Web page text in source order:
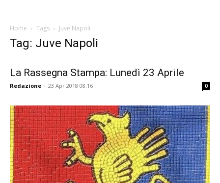
Home Tags Juve Napoli
Tag: Juve Napoli
La Rassegna Stampa: Lunedì 23 Aprile
Redazione - 23 Apr 2018 08:16 0